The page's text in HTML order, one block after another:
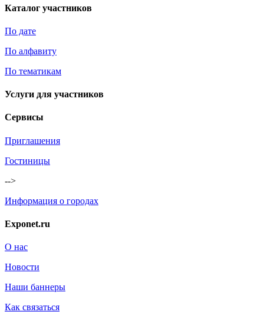
Каталог участников
По дате
По алфавиту
По тематикам
Услуги для участников
Сервисы
Приглашения
Гостиницы
-->
Информация о городах
Exponet.ru
О нас
Новости
Наши баннеры
Как связаться